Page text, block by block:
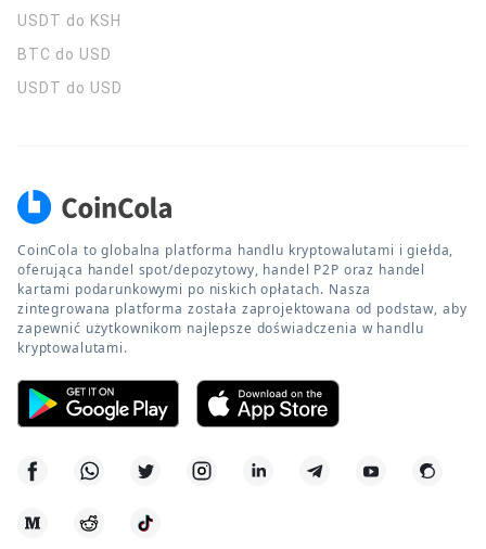
USDT do KSH
BTC do USD
USDT do USD
CoinCola to globalna platforma handlu kryptowalutami i giełda,
oferująca handel spot/depozytowy, handel P2P oraz handel
kartami podarunkowymi po niskich opłatach. Nasza
zintegrowana platforma została zaprojektowana od podstaw, aby
zapewnić użytkownikom najlepsze doświadczenia w handlu
kryptowalutami.